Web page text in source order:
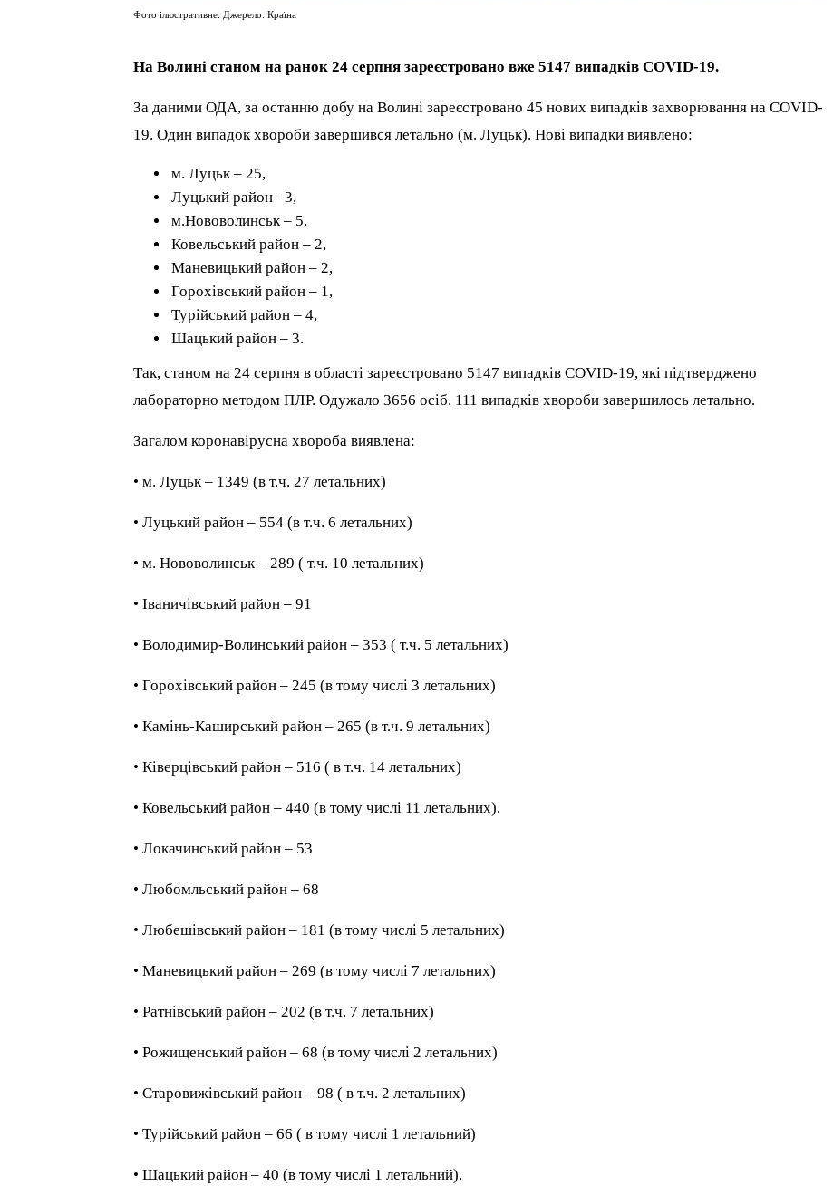
Фото ілюстративне. Джерело: Країна
На Волині станом на ранок 24 серпня зареєстровано вже 5147 випадків COVID-19.
За даними ОДА, за останню добу на Волині зареєстровано 45 нових випадків захворювання на COVID-
19. Один випадок хвороби завершився летально (м. Луцьк). Нові випадки виявлено:
м. Луцьк – 25,
Луцький район –3,
м.Нововолинськ – 5,
Ковельський район – 2,
Маневицький район – 2,
Горохівський район – 1,
Турійський район – 4,
Шацький район – 3.
Так, станом на 24 серпня в області зареєстровано 5147 випадків COVID-19, які підтверджено
лабораторнометодом ПЛР. Одужало 3656 осіб. 111 випадків хвороби завершилось летально.
Загалом коронавірусна хвороба виявлена:
• м. Луцьк – 1349 (в т.ч. 27 летальних)
• Луцький район – 554 (в т.ч. 6 летальних)
• м. Нововолинськ – 289 ( т.ч. 10 летальних)
• Іваничівський район – 91
• Володимир-Волинський район – 353 ( т.ч. 5 летальних)
• Горохівський район – 245 (в тому числі 3 летальних)
• Камінь-Каширський район – 265 (в т.ч. 9 летальних)
• Ківерцівський район – 516 ( в т.ч. 14 летальних)
• Ковельський район – 440 (в тому числі 11 летальних),
• Локачинський район – 53
• Любомльський район – 68
• Любешівський район – 181 (в тому числі 5 летальних)
• Маневицький район – 269 (в тому числі 7 летальних)
• Ратнівський район – 202 (в т.ч. 7 летальних)
• Рожищенський район – 68 (в тому числі 2 летальних)
• Старовижівський район – 98 ( в т.ч. 2 летальних)
• Турійський район – 66 ( в тому числі 1 летальний)
• Шацький район – 40 (в тому числі 1 летальний).